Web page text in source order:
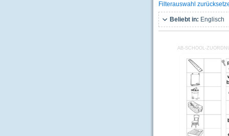
Filterauswahl
Beliebt in: Englisch
AB-SCHOOL-